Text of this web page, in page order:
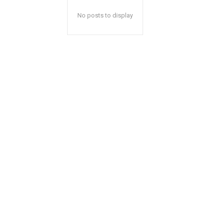
No posts to display